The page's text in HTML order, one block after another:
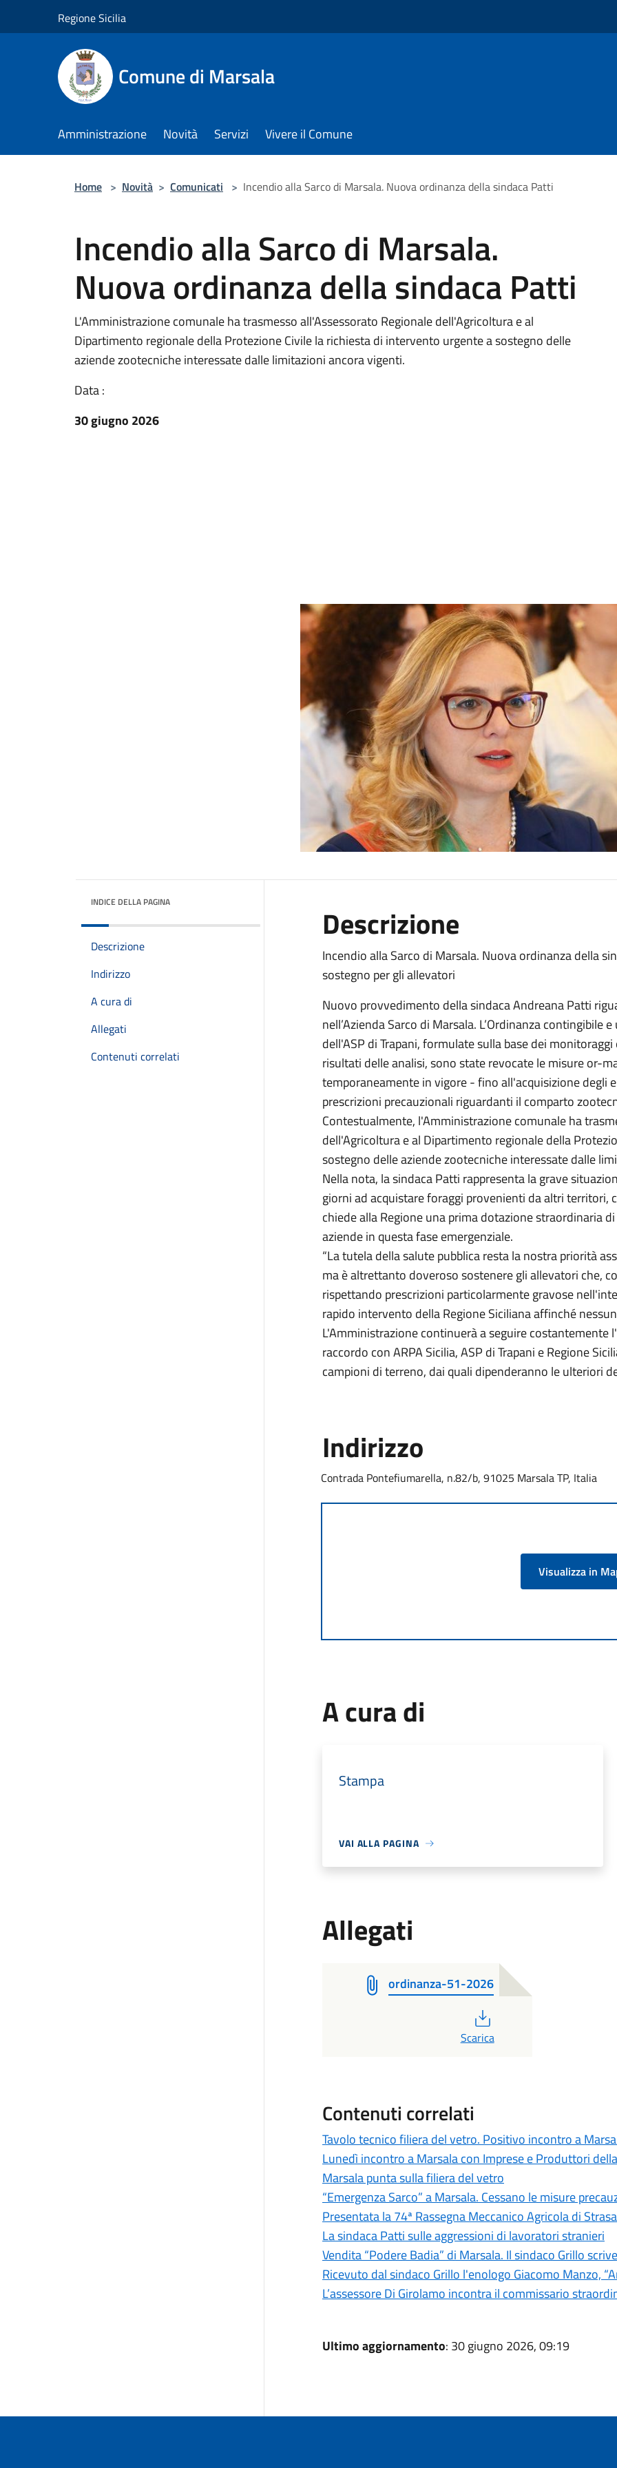
Regione Sicilia
Comune di Marsala
Amministrazione Novità Servizi Vivere il Comune
Home > Novità > Comunicati > Incendio alla Sarco di Marsala. Nuova ordinanza della sindaca Patti
Incendio alla Sarco di Marsala.
Nuova ordinanza della sindaca Patti
L'Amministrazione comunale ha trasmesso all'Assessorato Regionale dell'Agricoltura e al
Dipartimento regionale della Protezione Civile la richiesta di intervento urgente a sostegno delle
aziende zootecniche interessate dalle limitazioni ancora vigenti.
Data :
30 giugno 2026
INDICE DELLA PAGINA
Descrizione
Indirizzo
A cura di
Allegati
Contenuti correlati
Descrizione
Incendio alla Sarco di Marsala. Nuova ordinanza della
sostegno per gli allevatori
Nuovo provvedimento della sindaca Andreana Patti
nell’Azienda Sarco di Marsala. L’Ordinanza contingibile
dell'ASP di Trapani, formulate sulla base dei
risultati delle analisi, sono state revocate le misure or-
temporaneamente in vigore - fino all'acquisizione degli
prescrizioni precauzionali riguardanti il comparto
Contestualmente, l'Amministrazione comunale ha
dell'Agricoltura e al Dipartimento regionale della
sostegno delle aziende zootecniche interessate dalle
Nella nota, la sindaca Patti rappresenta la grave
giorni ad acquistare foraggi provenienti da altri territori,
chiede alla Regione una prima dotazione straordinaria
aziende in questa fase emergenziale.
“La tutela della salute pubblica resta la nostra priorità
ma è altrettanto doveroso sostenere gli allevatori che,
rispettando prescrizioni particolarmente gravose
rapido intervento della Regione Siciliana affinché
L'Amministrazione continuerà a seguire
raccordo con ARPA Sicilia, ASP di Trapani e Regione
campioni di terreno, dai quali dipenderanno le ulteriori
Indirizzo
Contrada Pontefiumarella, n.82/b, 91025 Marsala TP, Italia
Visualizza in
A cura di
Stampa
VAI ALLA PAGINA
Allegati
ordinanza-51-2026
Scarica
Contenuti correlati
Tavolo tecnico filiera del vetro. Positivo incontro a
Lunedì incontro a Marsala con Imprese e Produttori
Marsala punta sulla filiera del vetro
“Emergenza Sarco” a Marsala. Cessano le misure
Presentata la 74ª Rassegna Meccanico Agricola di
La sindaca Patti sulle aggressioni di lavoratori stranieri
Vendita “Podere Badia” di Marsala. Il sindaco Grillo
Ricevuto dal sindaco Grillo l'enologo Giacomo Manzo,
L’assessore Di Girolamo incontra il commissario
Ultimo aggiornamento: 30 giugno 2026, 09:19